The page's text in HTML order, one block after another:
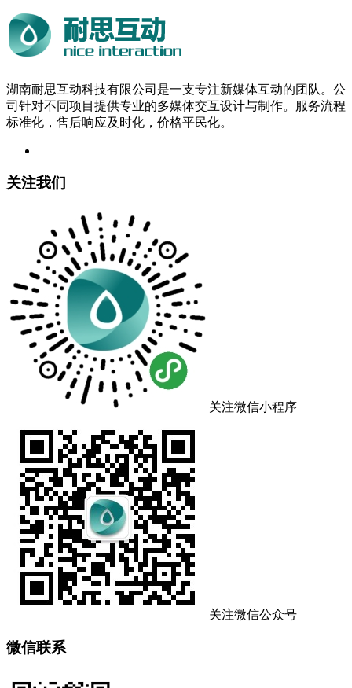
湖南耐思互动科技有限公司是一支专注新媒体互动的团队。公
司针对不同项目提供专业的多媒体交互设计与制作。服务流程
标准化，售后响应及时化，价格平民化。
关注我们
关注微信小程序
关注微信公众号
微信联系